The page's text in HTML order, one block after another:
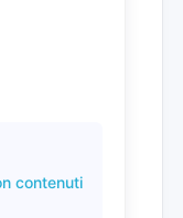
contenuti